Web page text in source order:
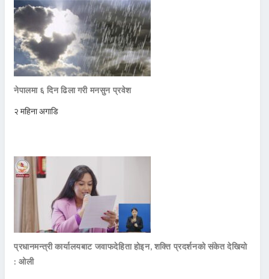
नेपालमा ६ दिन ढिला गरी मनसुन प्रवेश
२ महिना अगाडि
प्रधानमन्त्री कार्यालयबाट जवाफदेहिता होइन, शक्ति प्रदर्शनको संकेत देखियो
: ओली